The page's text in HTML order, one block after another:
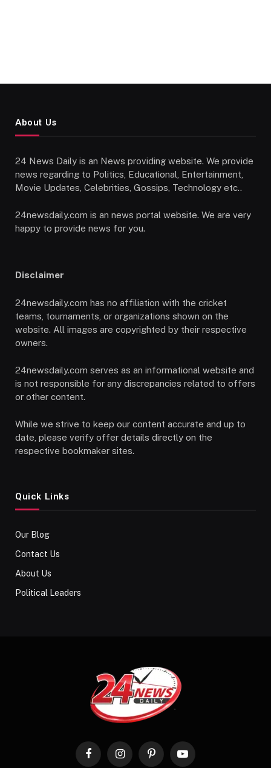
About Us
24 News Daily is an News providing website. We provide
news regarding to Politics, Educational, Entertainment,
Movie Updates, Celebrities, Gossips, Technology etc..
24newsdaily.com is an news portal website. We are very
happy to provide news for you.
Disclaimer
24newsdaily.com has no affiliation with the cricket
teams, tournaments, or organizations shown on the
website. All images are copyrighted by their respective
owners.
24newsdaily.com serves as an informational website and
is not responsible for any discrepancies related to offers
or other content.
While we strive to keep our content accurate and up to
date, please verify offer details directly on the
respective bookmaker sites.
Quick Links
Our Blog
Contact Us
About Us
Political Leaders
FacebookInstagramPinterestYouTube